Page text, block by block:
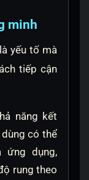
minh
yếu tố mà
tiếp cận
năng kết
có thể
ứng dụng,
rung theo